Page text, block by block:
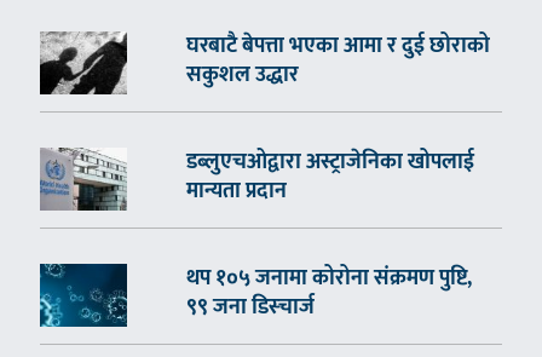
घरबाटै बेपत्ता भएका आमा र दुई छोराको
सकुशल उद्धार
डब्लुएचओद्वारा अस्ट्राजेनिका खोपलाई
मान्यता प्रदान
थप १०५ जनामा कोरोना संक्रमण पुष्टि,
९९ जना डिस्चार्ज